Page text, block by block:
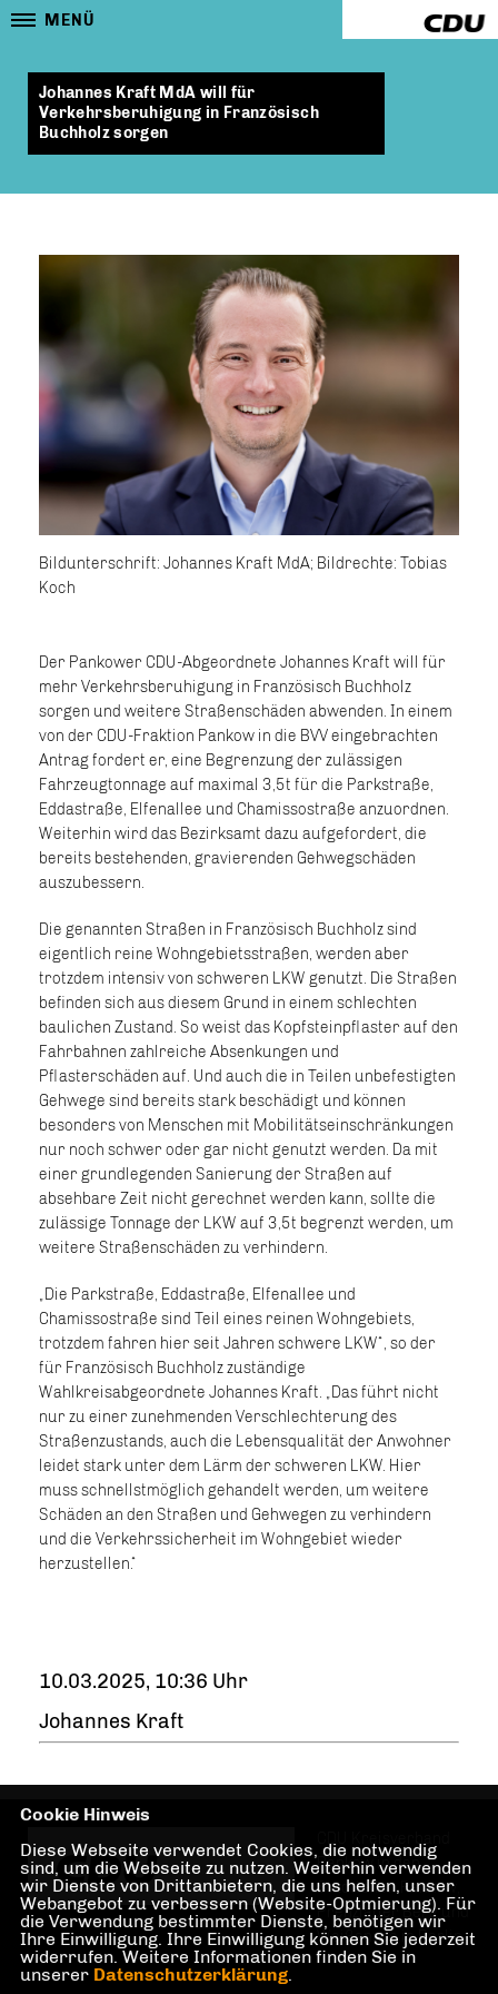
MENÜ
Johannes Kraft MdA will für
Verkehrsberuhigung in Französisch
Buchholz sorgen
Bildunterschrift: Johannes Kraft MdA; Bildrechte: Tobias
Koch
Der Pankower CDU-Abgeordnete Johannes Kraft will für
mehr Verkehrsberuhigung in Französisch Buchholz
sorgen und weitere Straßenschäden abwenden. In einem
von der CDU-Fraktion Pankow in die BVV eingebrachten
Antrag fordert er, eine Begrenzung der zulässigen
Fahrzeugtonnage auf maximal 3,5t für die Parkstraße,
Eddastraße, Elfenallee und Chamissostraße anzuordnen.
Weiterhin wird das Bezirksamt dazu aufgefordert, die
bereits bestehenden, gravierenden Gehwegschäden
auszubessern.
Die genannten Straßen in Französisch Buchholz sind
eigentlich reine Wohngebietsstraßen, werden aber
trotzdem intensiv von schweren LKW genutzt. Die Straßen
befinden sich aus diesem Grund in einem schlechten
baulichen Zustand. So weist das Kopfsteinpflaster auf den
Fahrbahnen zahlreiche Absenkungen und
Pflasterschäden auf. Und auch die in Teilen unbefestigten
Gehwege sind bereits stark beschädigt und können
besonders von Menschen mit Mobilitätseinschränkungen
nur noch schwer oder gar nicht genutzt werden. Da mit
einer grundlegenden Sanierung der Straßen auf
absehbare Zeit nicht gerechnet werden kann, sollte die
zulässige Tonnage der LKW auf 3,5t begrenzt werden, um
weitere Straßenschäden zu verhindern.
Die Parkstraße, Eddastraße, Elfenallee und
Chamissostraße sind Teil eines reinen Wohngebiets,
trotzdem fahren hier seit Jahren schwere LKW“, so der
für Französisch Buchholz zuständige
Wahlkreisabgeordnete Johannes Kraft. „Das führt nicht
nur zu einer zunehmenden Verschlechterung des
Straßenzustands, auch die Lebensqualität der Anwohner
leidet stark unter dem Lärm der schweren LKW. Hier
muss schnellstmöglich gehandelt werden, um weitere
Schäden an den Straßen und Gehwegen zu verhindern
und die Verkehrssicherheit im Wohngebiet wieder
herzustellen.“
10.03.2025, 10:36 Uhr
Johannes Kraft
Pankow in den
Stadtteilen Pankow,
Prenzlauer Berg und
Weißensee in Berlin
Cookie Hinweis
Diese Webseite verwendet Cookies, die notwendig
sind, um die Webseite zu nutzen. Weiterhin verwenden
wir Dienste von Drittanbietern, die uns helfen, unser
Webangebot zu verbessern (Website-Optmierung). Für
die Verwendung bestimmter Dienste, benötigen wir
Ihre Einwilligung. Ihre Einwilligung können Sie jederzeit
widerrufen. Weitere Informationen finden Sie in
unserer Datenschutzerklärung.